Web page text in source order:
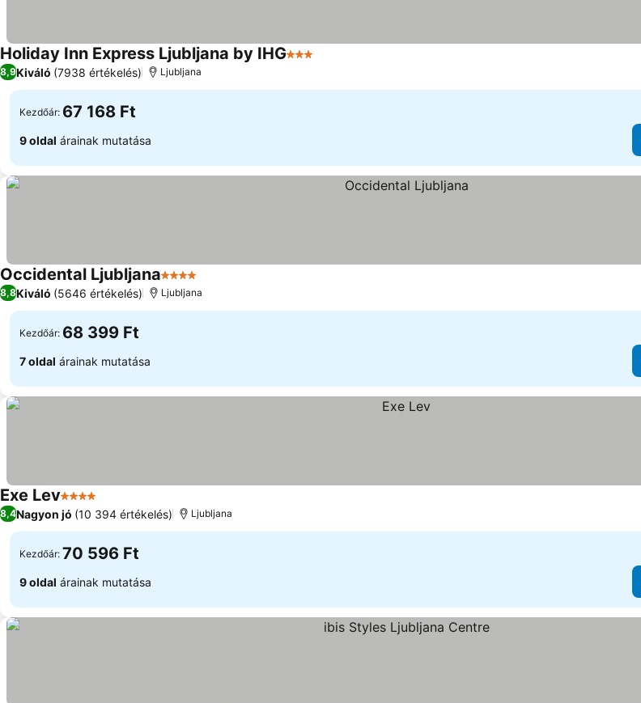
Holiday Inn Express Ljubljana by IHG3 Kategória
8,9Kiváló (7938 értékelés) Ljubljana
Kezdőár: 67 168 Ft
9 oldal árainak mutatása
Occidental Ljubljana4 Kategória
8,8Kiváló (5646 értékelés) Ljubljana
Kezdőár: 68 399 Ft
7 oldal árainak mutatása
Exe Lev4 Kategória
8,4Nagyon jó (10 394 értékelés) Ljubljana
Kezdőár: 70 596 Ft
9 oldal árainak mutatása